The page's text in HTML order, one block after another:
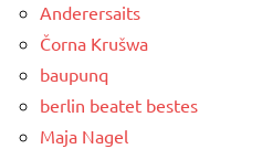
Anderersaits
Čorna Krušwa
baupunq
berlin beatet bestes
Maja Nagel